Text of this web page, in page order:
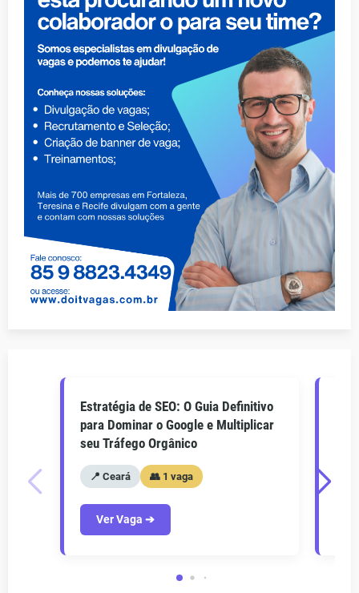
Estratégia de SEO: O Guia Definitivo
para Dominar o Google e Multiplicar
seu Tráfego Orgânico
📍 Ceará 👥 1 vaga
Ver Vaga ➔